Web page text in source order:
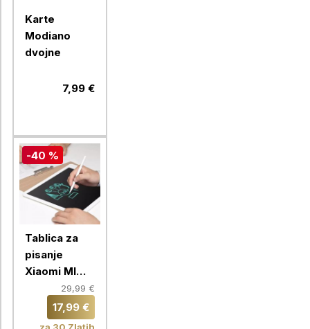
Karte
Modiano
dvojne
7,99 €
-40 %
Tablica za
pisanje
Xiaomi MI
XMXHB02WC
13,5 inch
29,99 €
17,99 €